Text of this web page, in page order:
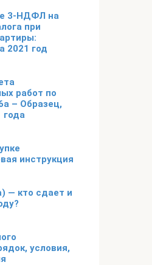
3-НДФЛ на
при
2021 год
работ по
– Образец,
года
инструкция
— кто сдает и
условия,